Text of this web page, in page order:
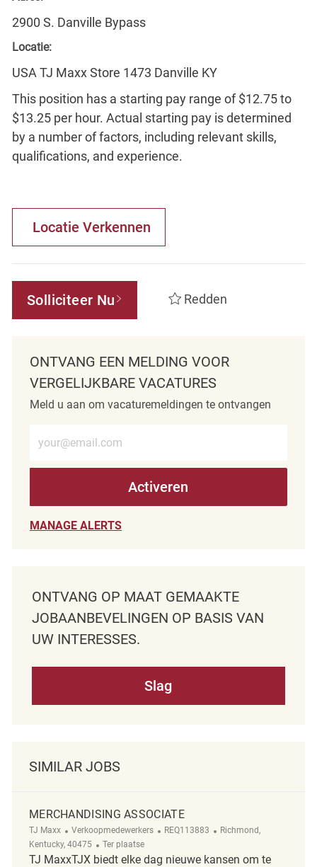
2900 S. Danville Bypass
Locatie:
USA TJ Maxx Store 1473 Danville KY
This position has a starting pay range of $12.75 to
$13.25 per hour. Actual starting pay is determined
by a number of factors, including relevant skills,
qualifications, and experience.
Locatie Verkennen
Solliciteer Nu Redden
ONTVANG EEN MELDING VOOR
VERGELIJKBARE VACATURES
Meld u aan om vacaturemeldingen te ontvangen
Activeren
MANAGE ALERTS
ONTVANG OP MAAT GEMAAKTE
JOBAANBEVELINGEN OP BASIS VAN
UW INTERESSES.
Slag
SIMILAR JOBS
MERCHANDISING ASSOCIATE
TJ Maxx Categorie
Verkoopmedewerkers ReqId
REQ113883 Plaats
Richmond,
Kentucky, 40475
Afgelegen
Ter plaatse
TJ MaxxTJX biedt elke dag nieuwe kansen om te